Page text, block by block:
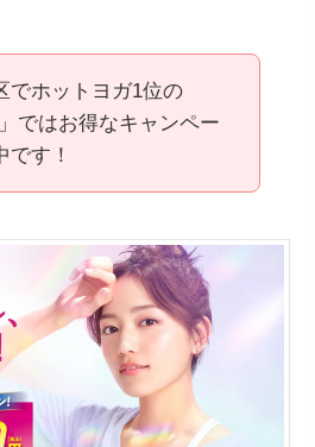
でホットヨガ1位の
」ではお得なキャンペー
です！